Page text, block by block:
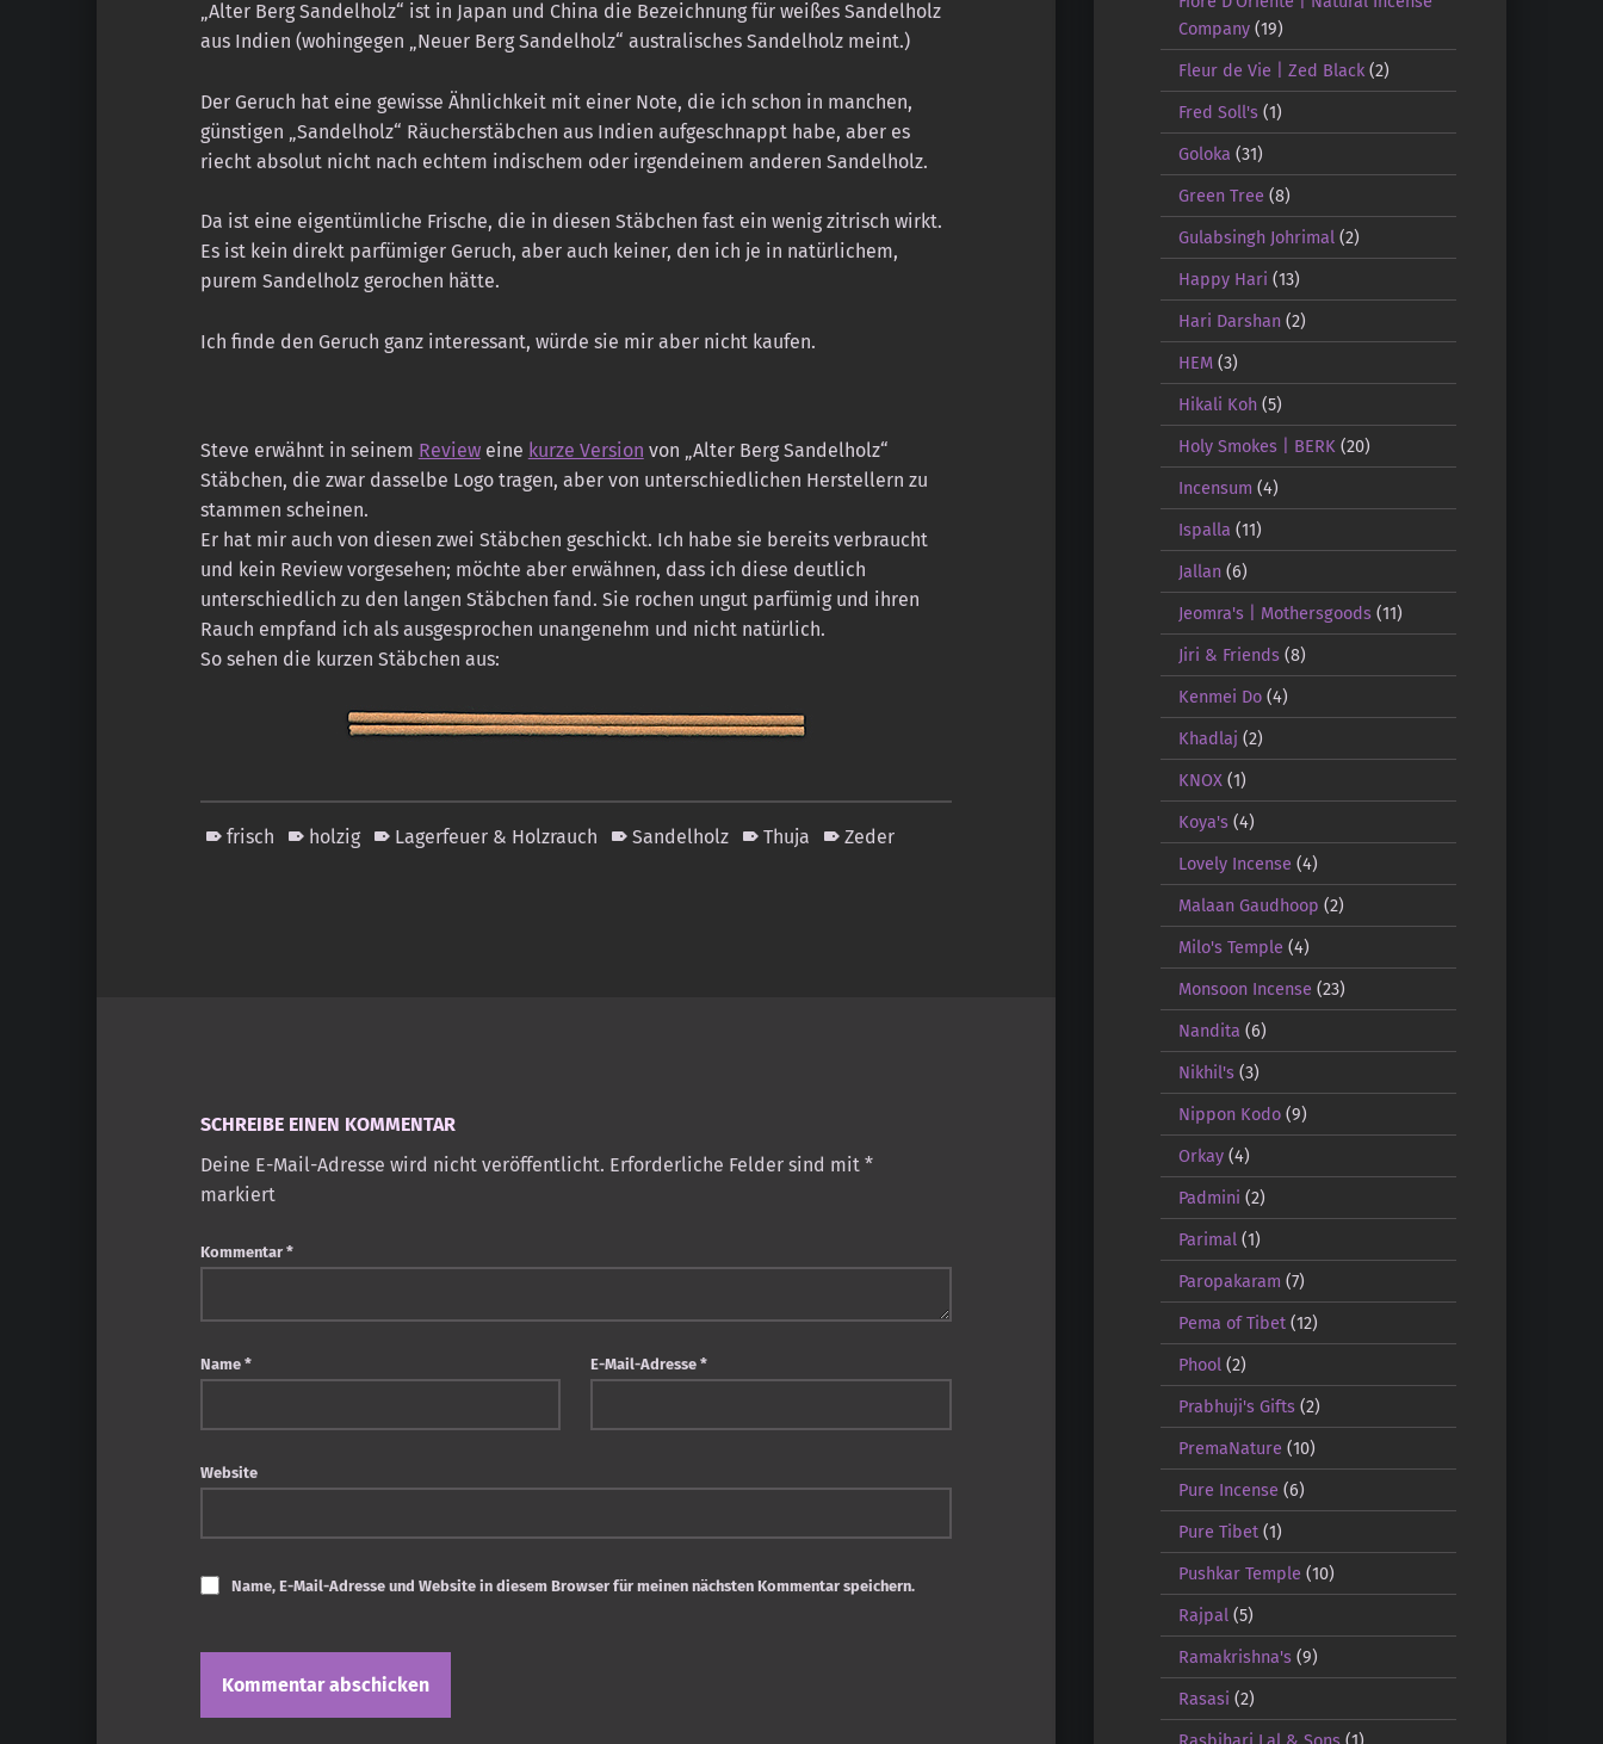
„Alter Berg Sandelholz“ ist in Japan und China die Bezeichnung für weißes Sandelholz
aus Indien (wohingegen „Neuer Berg Sandelholz“ australisches Sandelholz meint.)
Der Geruch hat eine gewisse Ähnlichkeit mit einer Note, die ich schon in manchen,
günstigen „Sandelholz“ Räucherstäbchen aus Indien aufgeschnappt habe, aber es
riecht absolut nicht nach echtem indischem oder irgendeinem anderen Sandelholz.
Da ist eine eigentümliche Frische, die in diesen Stäbchen fast ein wenig zitrisch wirkt.
Es ist kein direkt parfümiger Geruch, aber auch keiner, den ich je in natürlichem,
purem Sandelholz gerochen hätte.
Ich finde den Geruch ganz interessant, würde sie mir aber nicht kaufen.
Steve erwähnt in seinem Revieweine kurze Version von „Alter Berg Sandelholz“
Stäbchen, die zwar dasselbe Logo tragen, aber von unterschiedlichen Herstellern zu
stammen scheinen.
Er hat mir auch von diesen zwei Stäbchen geschickt. Ich habe sie bereits verbraucht
und kein Review vorgesehen; möchte aber erwähnen, dass ich diese deutlich
unterschiedlich zu den langen Stäbchen fand. Sie rochen ungut parfümig und ihren
Rauch empfand ich als ausgesprochen unangenehm und nicht natürlich.
So sehen die kurzen Stäbchen aus:
frisch holzig Lagerfeuer & Holzrauch Sandelholz Thuja Zeder
SCHREIBE EINEN KOMMENTAR
Deine E-Mail-Adresse wird nicht veröffentlicht. Erforderliche Felder sind mit *
markiert
Kommentar *
Name * E-Mail-Adresse*
Website
Name, E-Mail-Adresse und Website in diesem Browser für meinen nächsten Kommentar speichern.
Company(19)
Fleur de Vie | Zed Black(2)
Fred Soll's(1)
Goloka (31)
Green Tree (8)
Gulabsingh Johrimal (2)
Happy Hari (13)
Hari Darshan(2)
HEM(3)
Hikali Koh(5)
Holy Smokes | BERK (20)
Incensum (4)
Ispalla (11)
Jallan(6)
Jeomra's | Mothersgoods(11)
Jiri & Friends(8)
Kenmei Do(4)
Khadlaj (2)
KNOX (1)
Koya's(4)
Lovely Incense (4)
Malaan Gaudhoop (2)
Milo's Temple (4)
Monsoon Incense (23)
Nandita (6)
Nikhil's(3)
Nippon Kodo(9)
Orkay(4)
Padmini (2)
Parimal (1)
Paropakaram (7)
Pema of Tibet(12)
Phool (2)
Prabhuji's Gifts(2)
PremaNature (10)
Pure Incense (6)
Pure Tibet(1)
Pushkar Temple (10)
Rajpal (5)
Ramakrishna's(9)
Rasasi (2)